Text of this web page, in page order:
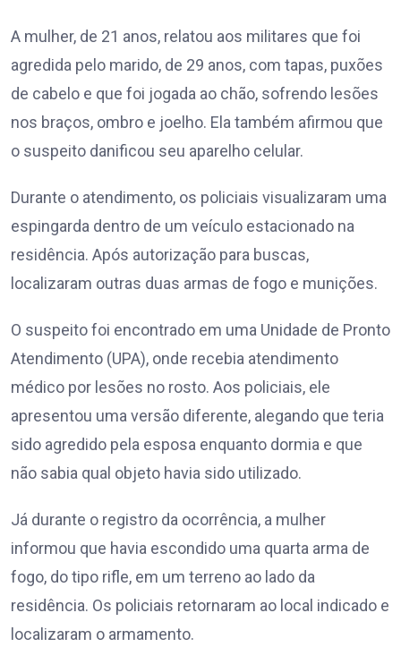
A mulher, de 21 anos, relatou aos militares que foi
agredida pelo marido, de 29 anos, com tapas, puxões
de cabelo e que foi jogada ao chão, sofrendo lesões
nos braços, ombro e joelho. Ela também afirmou que
o suspeito danificou seu aparelho celular.
Durante o atendimento, os policiais visualizaram uma
espingarda dentro de um veículo estacionado na
residência. Após autorização para buscas,
localizaram outras duas armas de fogo e munições.
O suspeito foi encontrado em uma Unidade de Pronto
Atendimento (UPA), onde recebia atendimento
médico por lesões no rosto. Aos policiais, ele
apresentou uma versão diferente, alegando que teria
sido agredido pela esposa enquanto dormia e que
não sabia qual objeto havia sido utilizado.
Já durante o registro da ocorrência, a mulher
informou que havia escondido uma quarta arma de
fogo, do tipo rifle, em um terreno ao lado da
residência. Os policiais retornaram ao local indicado e
localizaram o armamento.